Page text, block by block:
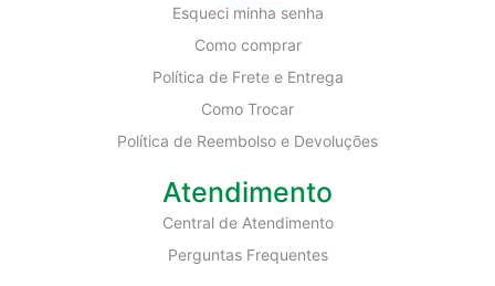
Esqueci minha senha
Como comprar
Política de Frete e Entrega
Como Trocar
Política de Reembolso e Devoluções
Atendimento
Central de Atendimento
Perguntas Frequentes